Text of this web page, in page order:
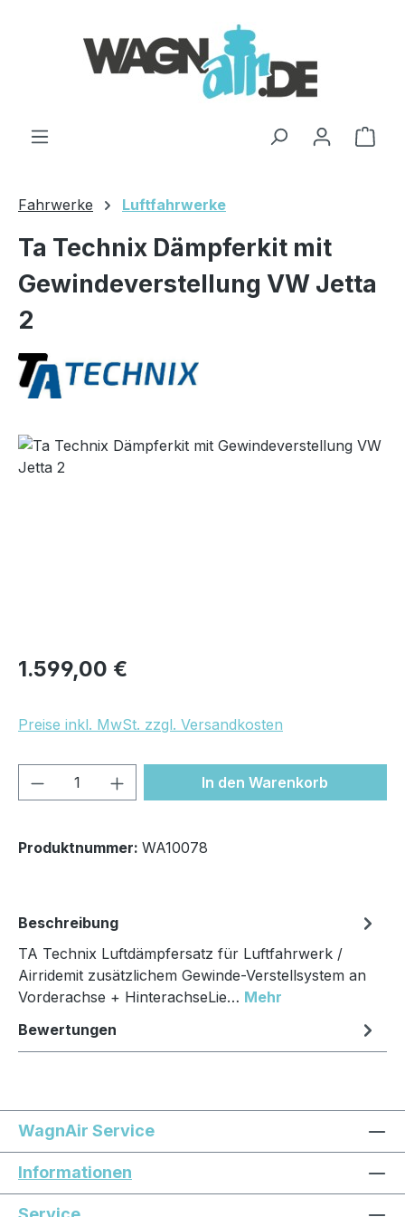
Fahrwerke Luftfahrwerke
Ta Technix Dämpferkit mit
Gewindeverstellung VW Jetta
2
Bildergalerie überspringen
Regulärer Preis:
1.599,00 €
Preise inkl. MwSt. zzgl. Versandkosten
Produkt Anzahl: Gib denIn den Warenkorb
Produktnummer: WA10078
Beschreibung
TA Technix Luftdämpfersatz für Luftfahrwerk /
Airridemit zusätzlichem Gewinde-Verstellsystem an
Vorderachse + HinterachseLie… Mehr
Bewertungen
WagnAir Service
Informationen